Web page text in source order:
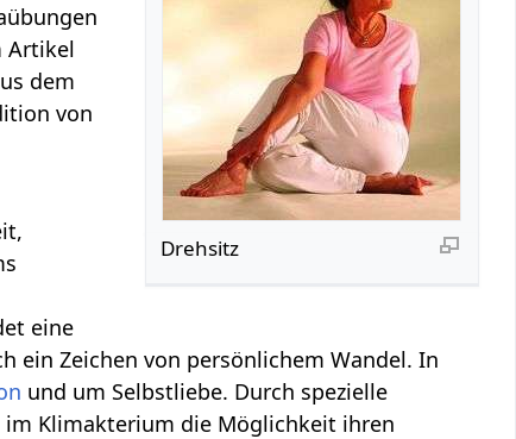
Drehsitz
Artikel
dem
von
eine
ein Zeichen von persönlichem Wandel. In
und um Selbstliebe. Durch spezielle
im Klimakterium die Möglichkeit ihren